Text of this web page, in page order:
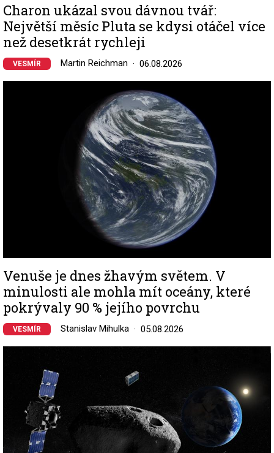
Charon ukázal svou dávnou tvář:
Největší měsíc Pluta se kdysi otáčel více
než desetkrát rychleji
VESMÍR Martin Reichman 06.08.2026
Venuše je dnes žhavým světem. V
minulosti ale mohla mít oceány, které
pokrývaly 90 % jejího povrchu
VESMÍR Stanislav Mihulka 05.08.2026